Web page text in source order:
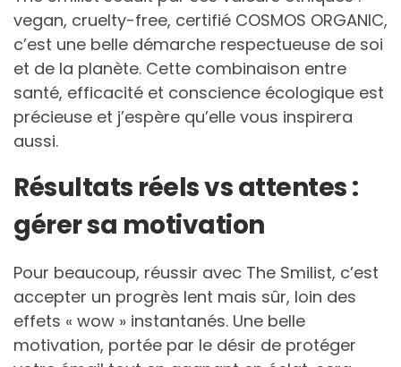
vegan, cruelty-free, certifié COSMOS ORGANIC,
c’est une belle démarche respectueuse de soi
et de la planète. Cette combinaison entre
santé, efficacité et conscience écologique est
précieuse et j’espère qu’elle vous inspirera
aussi.
Résultats réels vs attentes :
gérer sa motivation
Pour beaucoup, réussir avec The Smilist, c’est
accepter un progrès lent mais sûr, loin des
effets « wow » instantanés. Une belle
motivation, portée par le désir de protéger